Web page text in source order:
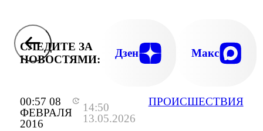
00:57 08
ФЕВРАЛЯ
2016
14:50
13.05.2026
ПРОИСШЕСТВИЯ
СЛЕДИТЕ ЗА
НОВОСТЯМИ:
Дзен Макс